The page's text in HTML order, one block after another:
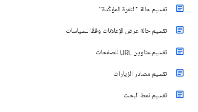
تقسيم حالة "النقرة المؤكَّدة"
تقسيم حالة عرض الإعلانات وفقًا للسياسات
تقسيم عناوين URL للصفحات
تقسيم مصادر الزيارات
تقسيم نمط البحث